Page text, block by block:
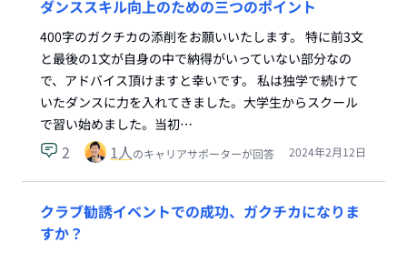
ダンススキル向上のための三つのポイント
400字のガクチカの添削をお願いいたします。 特に前3文
と最後の1文が自身の中で納得がいっていない部分なの
で、アドバイス頂けますと幸いです。 私は独学で続けて
いたダンスに力を入れてきました。大学生からスクール
で習い始めました。当初…
2 1人のキャリアサポーターが回答 2024年2月12日
クラブ勧誘イベントでの成功、ガクチカになりま
すか？